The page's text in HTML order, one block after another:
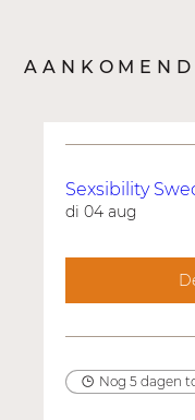
Sexsibility
di 04 aug
Nog 5 dagen